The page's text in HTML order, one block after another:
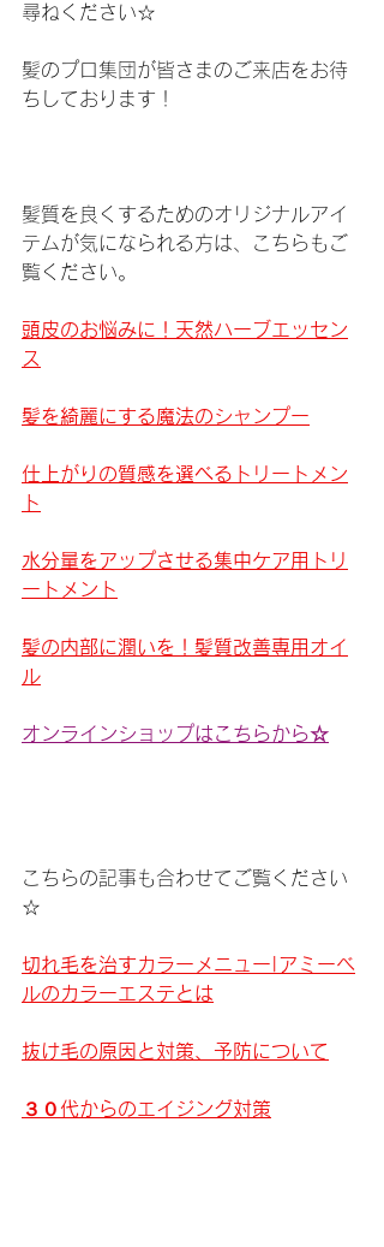
尋ねください☆
髪のプロ集団が皆さまのご来店をお待
ちしております！
髪質を良くするためのオリジナルアイ
テムが気になられる方は、こちらもご
覧ください。
頭皮のお悩みに！天然ハーブエッセン
ス
髪を綺麗にする魔法のシャンプー
仕上がりの質感を選べるトリートメン
ト
水分量をアップさせる集中ケア用トリ
ートメント
髪の内部に潤いを！髪質改善専用オイ
ル
オンラインショップはこちらから☆
こちらの記事も合わせてご覧ください
☆
切れ毛を治すカラーメニュー|アミーベ
ルのカラーエステとは
抜け毛の原因と対策、予防について
３０代からのエイジング対策